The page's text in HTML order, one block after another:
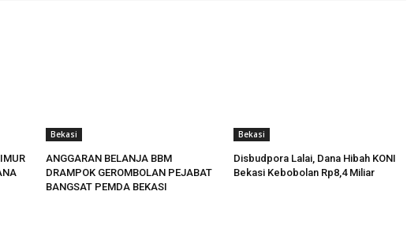
Bekasi
ANGGARAN BELANJA BBM
DRAMPOK GEROMBOLAN PEJABAT
BANGSAT PEMDA BEKASI
Bekasi
Disbudpora Lalai, Dana Hibah KONI
Bekasi Kebobolan Rp8,4 Miliar